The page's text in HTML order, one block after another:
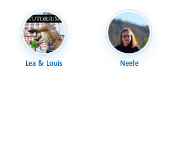
Lea & Louis Neele